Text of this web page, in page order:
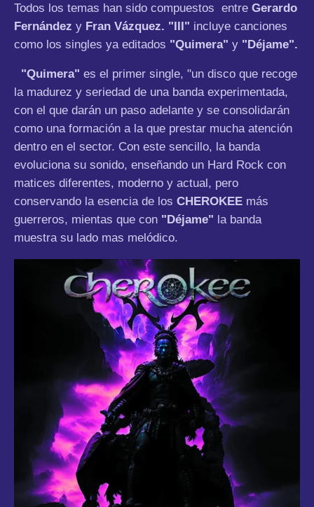
Todos los temas han sido compuestos entre Gerardo
Fernández y Fran Vázquez. "III" incluye canciones
como los singles ya editados "Quimera" y "Déjame".
"Quimera" es el primer single, "un disco que recoge
la madurez y seriedad de una banda experimentada,
con el que darán un paso adelante y se consolidarán
como una formación a la que prestar mucha atención
dentro en el sector. Con este sencillo, la banda
evoluciona su sonido, enseñando un Hard Rock con
matices diferentes, moderno y actual, pero
conservando la esencia de los CHEROKEE más
guerreros, mientas que con "Déjame" la banda
muestra su lado mas melódico.